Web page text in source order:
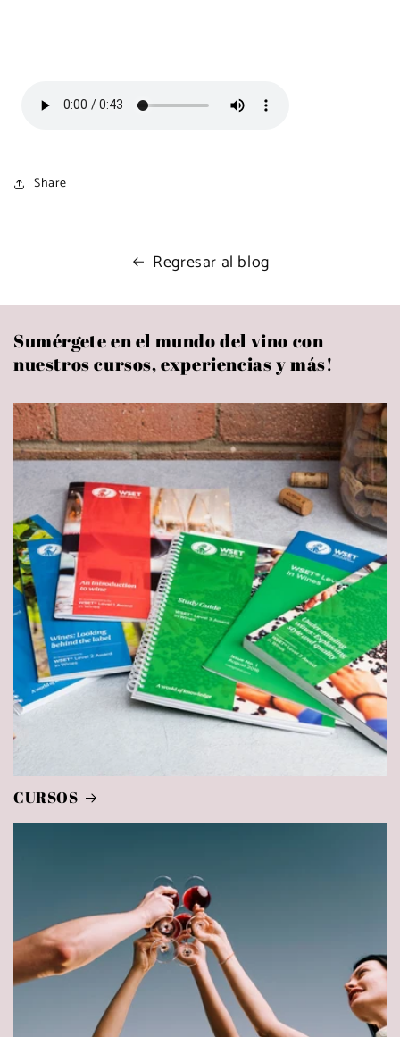
Share
Regresar al blog
Sumérgete en el mundo del vino con
nuestros cursos, experiencias y más!
CURSOS